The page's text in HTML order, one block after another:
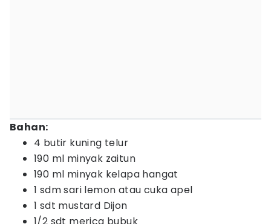
Bahan:
4 butir kuning telur
190 ml minyak zaitun
190 ml minyak kelapa hangat
1 sdm sari lemon atau cuka apel
1 sdt mustard Dijon